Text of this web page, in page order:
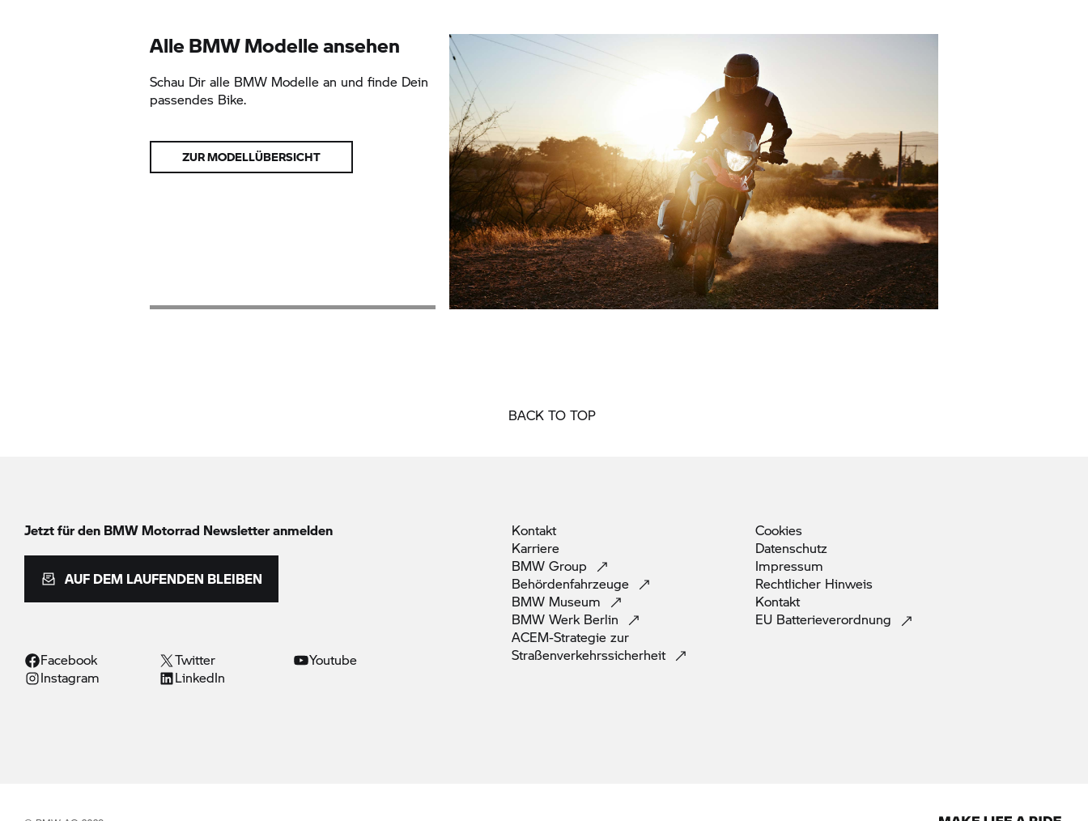
Alle BMW Modelle ansehen
Schau Dir alle BMW Modelle an und finde Dein
passendes Bike.
ZUR MODELLÜBERSICHT
BACK TO TOP
Jetzt für den BMW Motorrad Newsletter anmelden
AUF DEM LAUFENDEN BLEIBEN
Facebook Twitter
Youtube
Instagram
LinkedIn
Kontakt
Karriere
BMW Group
Behördenfahrzeuge
BMW Museum
BMW Werk Berlin
ACEM-Strategie zur
Straßenverkehrssicherheit
Cookies
Datenschutz
Impressum
Rechtlicher Hinweis
Kontakt
EU Batterieverordnung